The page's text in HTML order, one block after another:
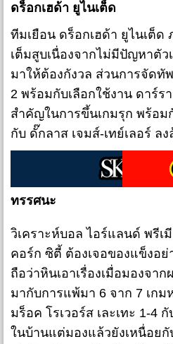
ดร็อกเฮด้า ยูไนเต็ด
ทีมเยือน ดร็อกเฮด้า ยูไนเต็ด
เต็มสูบเนื่องจากไม่มีปัญหาตั
มาให้ต้องกังวล ส่วนการจัดทั
2 พร้อมกับเลือกใช้งาน ดาร์ร
สำคัญในการขึ้นเกมรุก พร้อม
กับ ดั๊กลาส เจมส์-เทย์เลอร์ ล
ทรรศนะ
วิเคราะห์บอล ไอร์แลนด์ พรีเ
คอร์ก ซิตี้ ต้องเจอของแข็งอย่
ถือว่าหินเอาเรื่องเมื่อมองจา
มากับการแพ้มา 6 จาก 7 เก
มร็อค โรเวอร์ส เละเทะ 1-4
ในบ้านแต่มองแล้วยังเหนื่อย